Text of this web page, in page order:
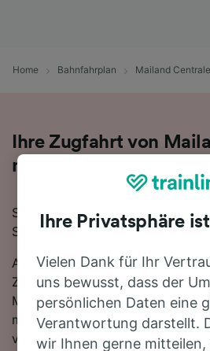
Home Bahnfahrplan Mailand
Ihre Zugfahrt von
nach Stresa
Sie planen eine Zugfahrt von
Stresa? Starten Sie jetzt Ihre
Auf der 68 km langen Strecke
Züge, die schnellste Reisezeit
Minuten. Einfach zurücklehnen
mit den direkten Verbindungen,
verfügbar sind, ist kein Umstieg
Ihre Privatsphäre
Vielen Dank für Ihr
uns bewusst, dass der
persönlichen Daten eine
Verantwortung darstellt.
wir Ihnen gerne